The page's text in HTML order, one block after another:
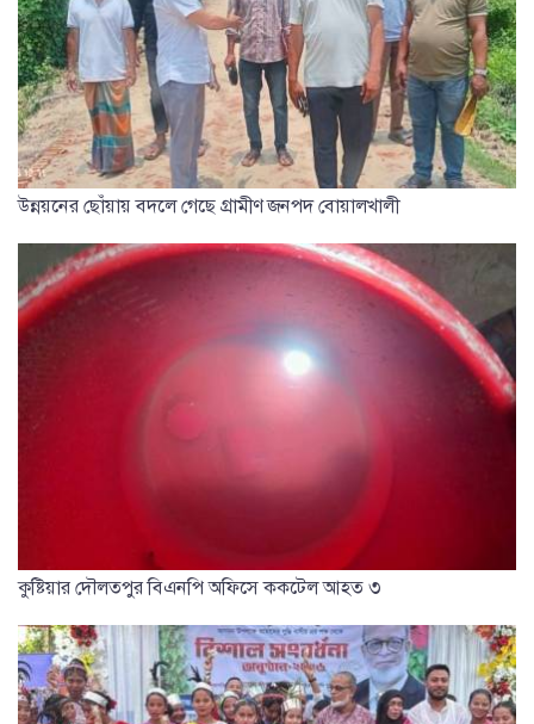
উন্নয়নের ছোঁয়ায় বদলে গেছে গ্রামীণ জনপদ বোয়ালখালী
কুষ্টিয়ার দৌলতপুর বিএনপি অফিসে ককটেল আহত ৩